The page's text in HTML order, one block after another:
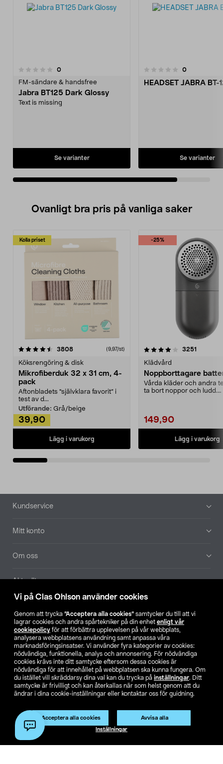
Vi på Clas Ohlson använder cookies
Genom att trycka ”Acceptera alla cookies” samtycker du till att vi
lagrar cookies och andra spårtekniker på din enhet enligt vår
cookiepolicy för att förbättra upplevelsen på vår webbplats,
analysera webbplatsens användning samt anpassa våra
marknadsföringsinsatser. Vi använder fyra kategorier av cookies:
nödvändiga, funktionella, analys och annonsering. För nödvändiga
cookies krävs inte ditt samtycke eftersom dessa cookies är
nödvändiga för att innehållet på webbplatsen ska kunna fungera. Om
du istället vill skräddarsy dina val kan du trycka på inställningar. Ditt
samtycke är frivilligt och kan återkallas när som helst genom att du
ändrar i dina cookie-inställningar eller kontaktar oss för guidning.
Acceptera alla cookies Avvisa alla
Inställningar
0recensioner
FM-sändare & handsfree
Jabra BT125 Dark Glossy
Text is missing
Se varianter
0.0 av 5 stjärnor 0recensioner
HEADSET JABRA BT-
Se varianter
Ovanligt bra pris på vanliga saker
Kolla priset
3808recensioner (9,97/st)
Köksrengöring & disk
Mikrofiberduk 32 x 31 cm, 4-
pack
Aftonbladets "självklara favorit” i
test av d...
Utförande: Grå/beige
39,90
Lägg i varukorg
-25%
4.0av 5 stjärnor 3251
Klädvård
Noppborttagare
Vårda kläder och andra
ta bort noppor och ludd.
149,90
Lägg i varukorg
4.5av 5 stjärnor
Sidfot
Kundservice
Mitt konto
Om oss
Aktuellt
Hitta butik
SE NO FI
Köpvillkor Privacy statement Klubbvillkor
För företag
Ändra till priser exklusive moms